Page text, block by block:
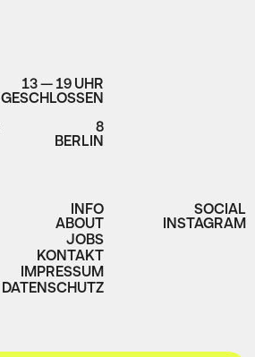
13 — 19 UHR
GESCHLOSSEN
8
BERLIN
INFO
ABOUT
JOBS
KONTAKT
IMPRESSUM
DATENSCHUTZ
SOCIAL
INSTAGRAM